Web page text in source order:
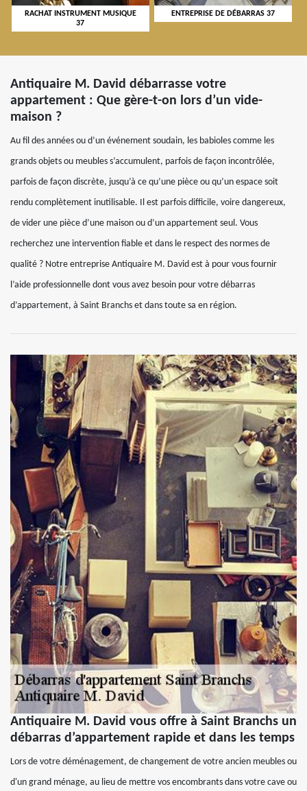
RACHAT INSTRUMENT MUSIQUE
37
ENTREPRISE DE DÉBARRAS 37
Antiquaire M. David débarrasse votre
appartement : Que gère-t-on lors d’un vide-
maison ?
Au fil des années ou d’un événement soudain, les babioles comme les
grands objets ou meubles s’accumulent, parfois de façon incontrôlée,
parfois de façon discrète, jusqu’à ce qu’une pièce ou qu’un espace soit
rendu complètement inutilisable. Il est parfois difficile, voire dangereux,
de vider une pièce d’une maison ou d’un appartement seul. Vous
recherchez une intervention fiable et dans le respect des normes de
qualité ? Notre entreprise Antiquaire M. David est à pour vous fournir
l’aide professionnelle dont vous avez besoin pour votre débarras
d’appartement, à Saint Branchs et dans toute sa en région.
Antiquaire M. David vous offre à Saint Branchs un
débarras d’appartement rapide et dans les temps
Lors de votre déménagement, de changement de votre ancien meubles ou
d'un grand ménage, au lieu de mettre vos encombrants dans votre cave ou